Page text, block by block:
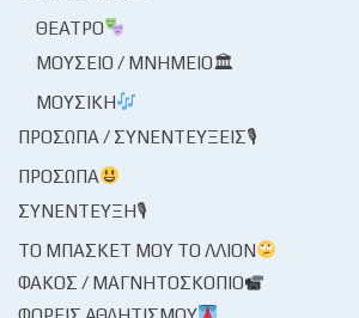
ΘΈΑΤΡΟ
ΜΟΥΣΕΊΟ / ΜΝΗΜΕΊΟ🏛
ΜΟΥΣΙΚΉ
ΠΡΌΣΩΠΑ / ΣΥΝΕΝΤΕΎΞΕΙΣ🎙
ΠΡΌΣΩΠΑ
ΣΥΝΈΝΤΕΥΞΗ🎙
ΤΟ ΜΠΆΣΚΕΤ ΜΟΥ ΤΟ ΛΛΊΟΝ
ΦΑΚΌΣ / ΜΑΓΝΗΤΟΣΚΌΠΙΟ